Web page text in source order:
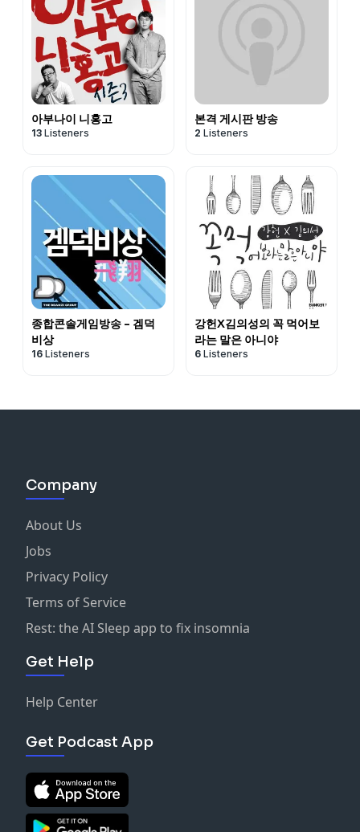
아부나이 니홍고
13 Listeners
본격 게시판 방송
2 Listeners
종합콘솔게임방송 - 겜덕
비상
16 Listeners
강헌X김의성의 꼭 먹어보
라는 말은 아니야
6 Listeners
Company
About Us
Jobs
Privacy Policy
Terms of Service
Rest: the AI Sleep app to fix insomnia
Get Help
Help Center
Get Podcast App